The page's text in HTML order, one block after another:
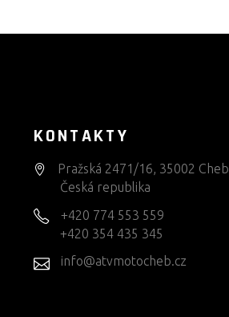
KONTAKTY
Pražská 2471/16, 35002 Cheb
Česká republika
+420 774 553 559
+420 354 435 345
info@atvmotocheb.cz